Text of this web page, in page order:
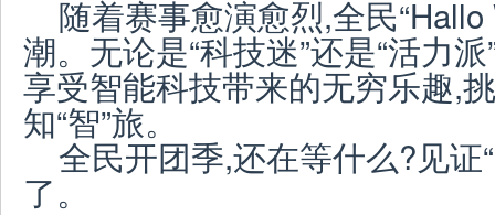
随着赛事愈演愈烈,全民
潮。无论是“科技迷”还是“活力
享受智能科技带来的无穷乐趣,
知“智”旅。
全民开团季,还在等什么?见证
了。